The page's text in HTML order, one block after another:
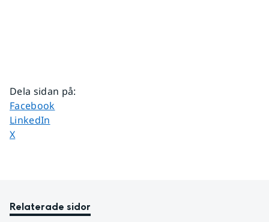
Dela sidan på:
Dela sidan på
Facebook
Dela sidan på
LinkedIn
Dela sidan på
X
Relaterade sidor